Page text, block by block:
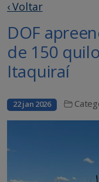
‹ Voltar
DOF
de 150
Itaquiraí
22 jan 2026